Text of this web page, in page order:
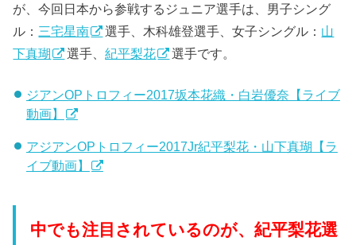
が、今回日本から参戦するジュニア選手は、男子シング
ル： 三宅星南 選手、木科雄登選手、女子シングル： 山
下真瑚
選手、紀平梨花 選手です。
ジアンOPトロフィー2017坂本花織・白岩優奈【ライブ
動画】
アジアンOPトロフィー2017Jr紀平梨花・山下真瑚【ラ
イブ動画】
中でも注目されているのが、紀平梨花選